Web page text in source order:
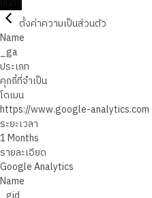
ตั้งค่าความเป็นส่วนตัว
Name
_ga
ประเภท
คุกกี้ที่จำเป็น
โดเมน
https://www.google-analytics.com
ระยะเวลา
1 Months
รายละเอียด
Google Analytics
Name